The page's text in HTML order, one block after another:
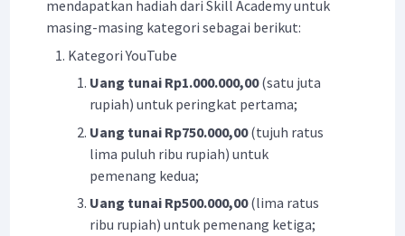
mendapatkan hadiah dari Skill Academy untuk
masing-masing kategori sebagai berikut:
Kategori YouTube
Uang tunai Rp1.000.000,00(satu juta
rupiah) untuk peringkat pertama;
Uang tunai Rp750.000,00(tujuh ratus
lima puluh ribu rupiah) untuk
pemenang kedua;
Uang tunai Rp500.000,00(lima ratus
ribu rupiah) untuk pemenang ketiga;